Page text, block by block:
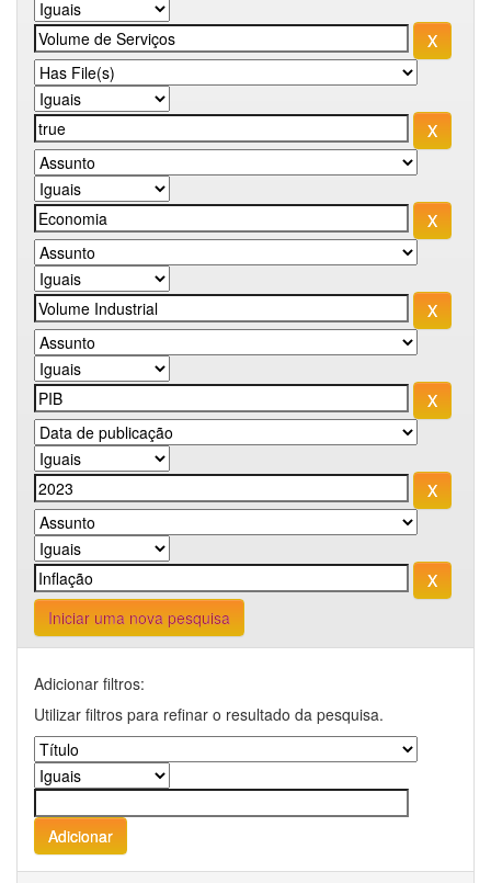
Iniciar uma nova pesquisa
Adicionar filtros:
Utilizar filtros para refinar o resultado da pesquisa.